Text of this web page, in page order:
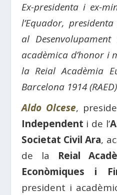
Ex-presidenta i ex-
l’Equador,
al
acadèmica d’honor i
la Reial Acadèmia
Barcelona 1914 (RAED)
Aldo Olcese,
Independent i de l’
Societat Civil Ara,
de la Reial
Econòmiques i
president i